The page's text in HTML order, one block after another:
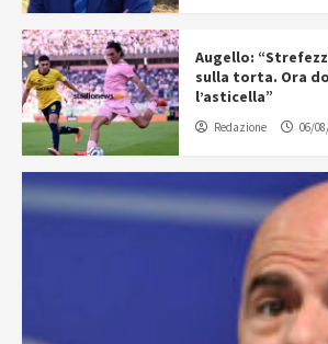
Augello:
sulla torta. Ora
l’asticella”
Redazione 06/